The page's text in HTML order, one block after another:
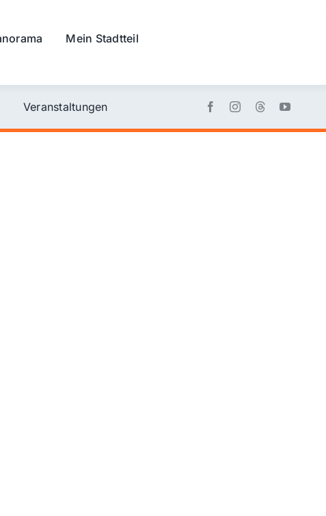
Mein Stadtteil
Veranstaltungen